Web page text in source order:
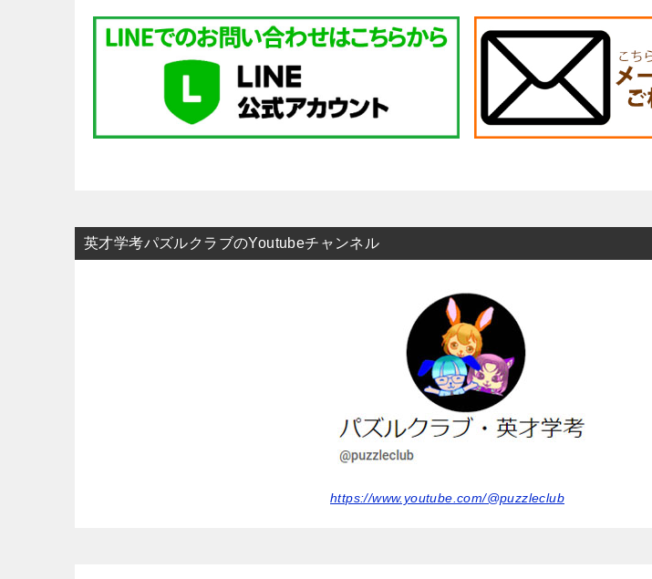
英才学考パズルクラブのYoutubeチャンネル
https://www.youtube.com/@puzzleclub